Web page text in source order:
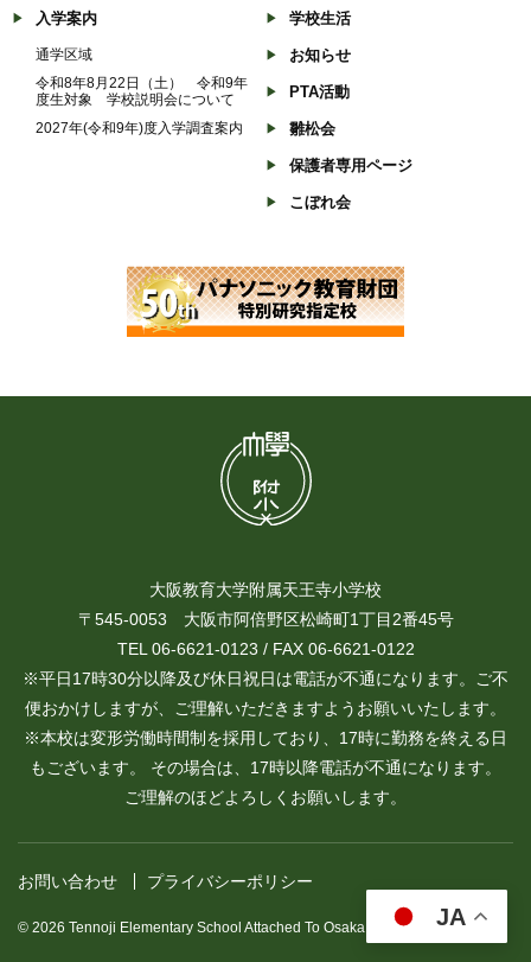
入学案内
通学区域
令和8年8月22日（土） 令和9年
度生対象 学校説明会について
2027年(令和9年)度入学調査案内
学校生活
お知らせ
PTA活動
雛松会
保護者専用ページ
こぼれ会
大阪教育大学附属天王寺小学校
〒545-0053 大阪市阿倍野区松崎町1丁目2番45号
TEL 06-6621-0123 / FAX 06-6621-0122
※平日17時30分以降及び休日祝日は電話が不通になります。ご不
便おかけしますが、ご理解いただきますようお願いいたします。
※本校は変形労働時間制を採用しており、17時に勤務を終える日
もございます。 その場合は、17時以降電話が不通になります。
ご理解のほどよろしくお願いします。
お問い合わせ プライバシーポリシー
© 2026 Tennoji Elementary School Attached To Osaka Kyoiku University.
JA